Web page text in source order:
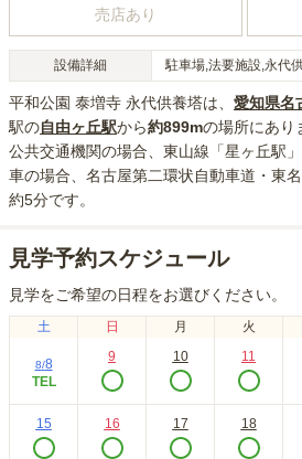
売店あり
設備詳細 駐車場,法要施設,永代
平和公園 泰増寺 永代供養塔は、 愛知県名
駅の自由ヶ丘駅から約899mの場所にあり
公共交通機関の場合 、東山線「星ヶ丘駅
車の場合 、名古屋第二環状自動車道・東
約5分です。
見学予約スケジュール
見学をご希望の日程をお選びください。
土 日 月 火
8/8
TEL
9 10 11
15 16 17 18